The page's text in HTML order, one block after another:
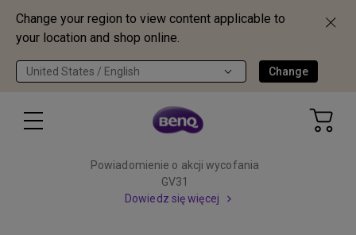
Change your region to view content applicable to
your location and shop online.
United States / English Change
Powiadomienie o akcji wycofania
GV31
Dowiedz się więcej